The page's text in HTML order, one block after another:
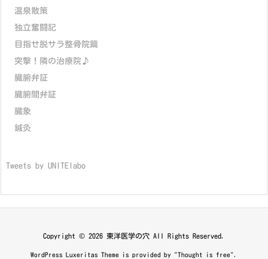
温泉散策
独立奮闘記
目指せ脱サラ整骨院篇
突撃！隣の治療院♪
臓腑弁証
臓腑間弁証
臓象
鍼灸
Tweets by UNITElabo
Copyright © 2026 東洋医学の穴 All Rights Reserved.
WordPress Luxeritas Theme is provided by "Thought is free".